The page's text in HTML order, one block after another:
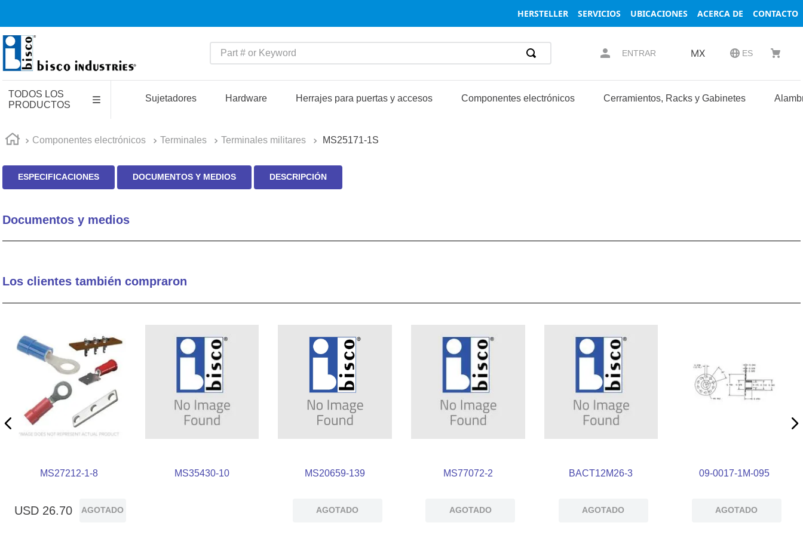
HERSTELLER SERVICIOS UBICACIONES ACERCA DE CONTACTO
Part # or Keyword
ENTRAR MX ES
TODOS LOS
PRODUCTOS
Sujetadores Hardware Herrajes para puertas y accesos Componentes electrónicos Cerramientos, Racks y Gabinetes
Componentes electrónicos Terminales Terminales militares MS25171-1S
ESPECIFICACIONES DOCUMENTOS Y MEDIOS DESCRIPCIÓN
Documentos y medios
Los clientes también compraron
MS27212-1-8
USD 26.70 AGOTADO
MS35430-10 MS20659-139
AGOTADO
MS77072-2
AGOTADO
BACT12M26-3
AGOTADO
09-0017-1M-095
AGOTADO
1.
pin connectors
3.
active
5.
latch
8.
relays
10. circular connector